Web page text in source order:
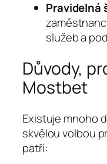
Pravidelná
služeb a
Důvody,
Mostbet
Existuje mnoho
skvělou volbou
patří: